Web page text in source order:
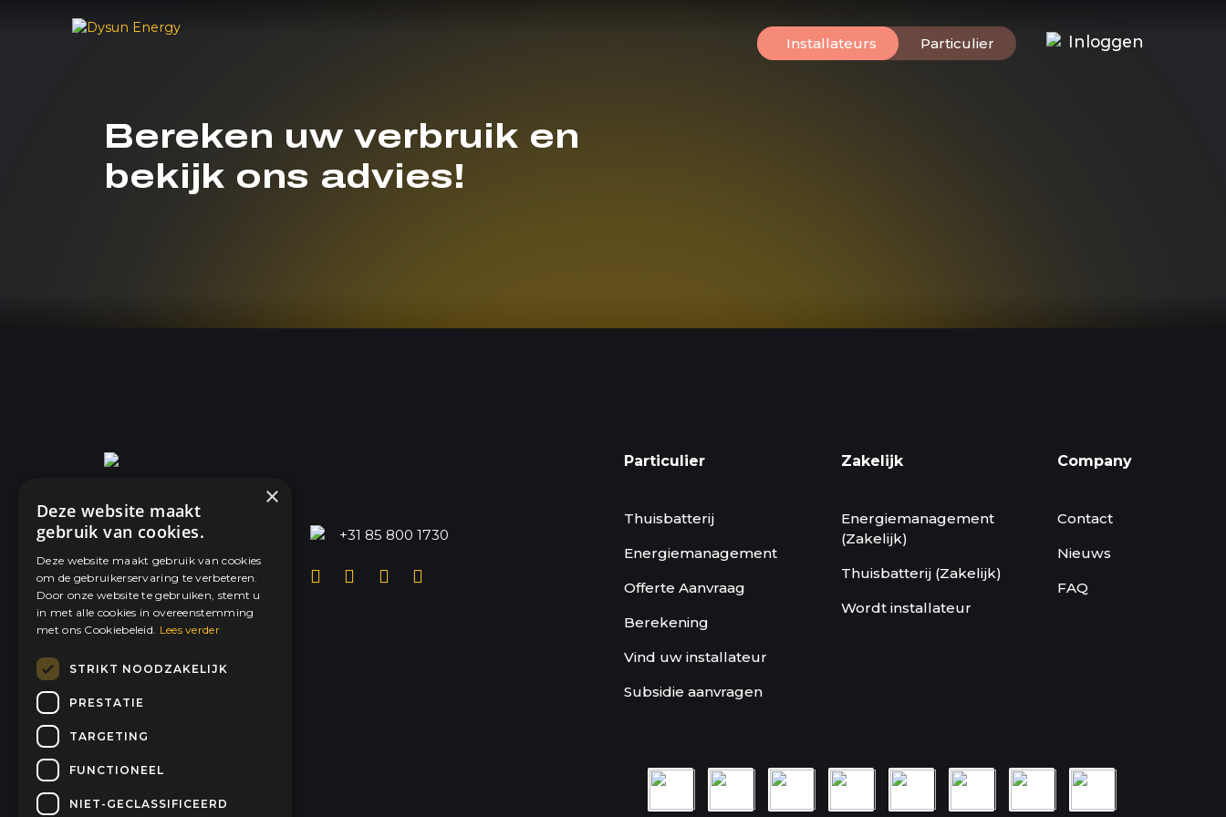
Installateurs Particulier Inloggen
Bereken uw verbruik en
bekijk ons advies!
dysun@dysun.energy +31 85 800 1730
Voltaweg 29
6101 XK Echt
Nederland
Particulier
Thuisbatterij
Energiemanagement
Offerte Aanvraag
Berekening
Vind uw installateur
Subsidie aanvragen
Zakelijk
Energiemanagement
(Zakelijk)
Thuisbatterij (Zakelijk)
Wordt installateur
Company
Contact
Nieuws
FAQ
KVK: 89842316
BTW: NL865129423B01
×
Deze website maakt
gebruik van cookies.
Deze website maakt gebruik van cookies
om de gebruikerservaring te verbeteren.
Door onze website te gebruiken, stemt u
in met alle cookies in overeenstemming
met ons Cookiebeleid. Lees verder
STRIKT NOODZAKELIJK
PRESTATIE
TARGETING
FUNCTIONEEL
NIET-GECLASSIFICEERD